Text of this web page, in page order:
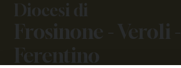
Diocesi di
Frosinone - Veroli -
Ferentino